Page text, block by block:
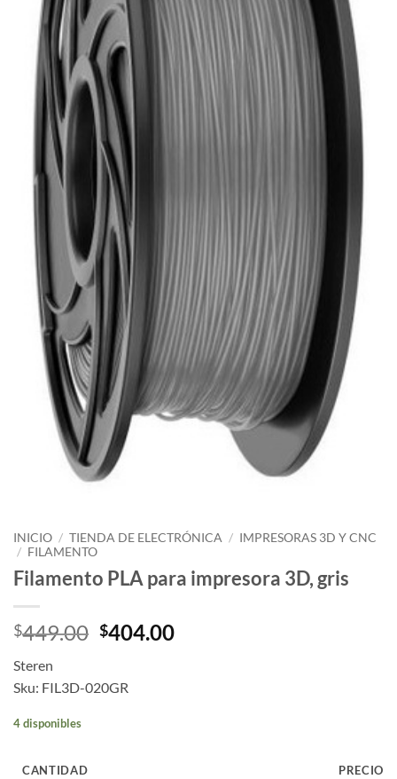
INICIO / TIENDA DE ELECTRÓNICA / IMPRESORAS 3D Y CNC
/ FILAMENTO
Filamento PLA para impresora 3D, gris
$449.00 $404.00
Steren
Sku: FIL3D-020GR
4 disponibles
CANTIDAD PRECIO